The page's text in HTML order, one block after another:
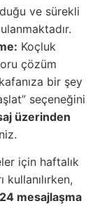
ve sürekli
Koçluk
çözüm
bir şey
seçeneğini
üzerinden
için haftalık
kullanılırken,
mesajlaşma